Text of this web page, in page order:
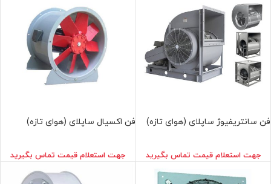
فن سانتریفیوژ ساپلای (هوای تازه)
جهت استعلام قيمت تماس بگيريد
فن اکسیال ساپلای (هوای تازه)
جهت استعلام قيمت تماس بگيريد